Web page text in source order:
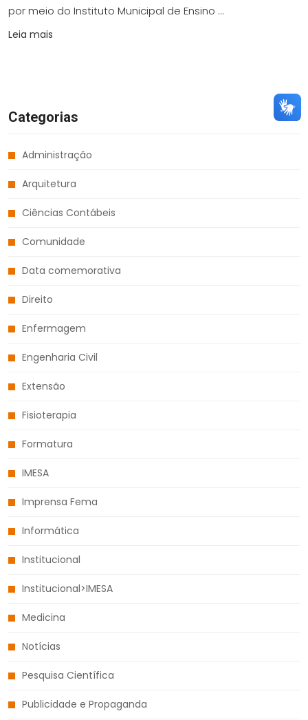
por meio do Instituto Municipal de Ensino ...
Leia mais
Categorias
Administração
Arquitetura
Ciências Contábeis
Comunidade
Data comemorativa
Direito
Enfermagem
Engenharia Civil
Extensão
Fisioterapia
Formatura
IMESA
Imprensa Fema
Informática
Institucional
Institucional>IMESA
Medicina
Notícias
Pesquisa Científica
Publicidade e Propaganda